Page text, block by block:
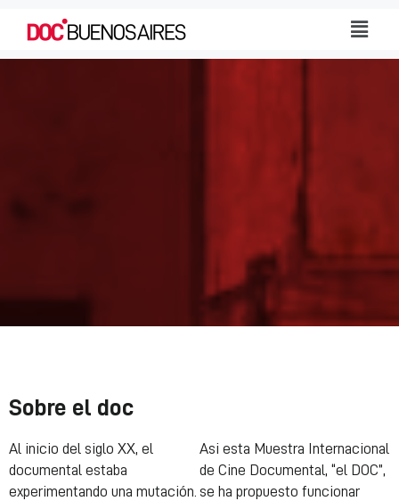
Sobre el doc
Al inicio del siglo XX, el
documental estaba
experimentando una mutación.
Asi esta Muestra Internacional
de Cine Documental, “el DOC”,
se ha propuesto funcionar